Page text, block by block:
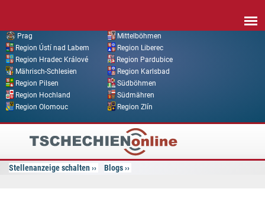
Prag
Mittelböhmen
Region Ústí nad Labem
Region Liberec
Region Hradec Králové
Region Pardubice
Mährisch-Schlesien
Region Karlsbad
Region Pilsen
Südböhmen
Region Hochland
Südmähren
Region Olomouc
Region Zlín
Tschechien
Online
Stellenanzeige schalten Blogs